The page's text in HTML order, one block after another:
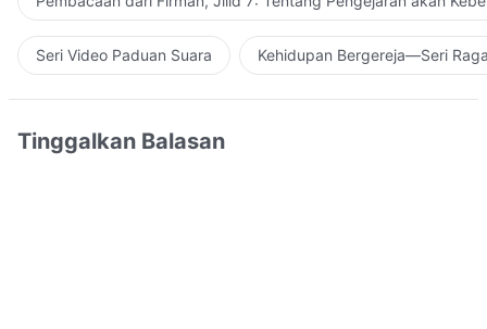
Seri Video Paduan Suara Kehidupan Bergereja—Seri
Tinggalkan Balasan